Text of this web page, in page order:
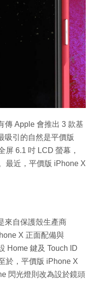
傳 Apple 會推出 3 款基
吸引的自然是平價版
屏 6.1 吋 LCD 螢幕，
最近，平價版 iPhone X
來自保護殼生產商
X 正面配備與
Home 鍵及 Touch ID
於，平價版 iPhone X
閃光燈則改為設於鏡頭